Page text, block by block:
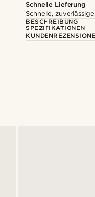
Schnelle Lieferung
Schnelle,
BESCHREIBUNG
SPEZIFIKATIONEN